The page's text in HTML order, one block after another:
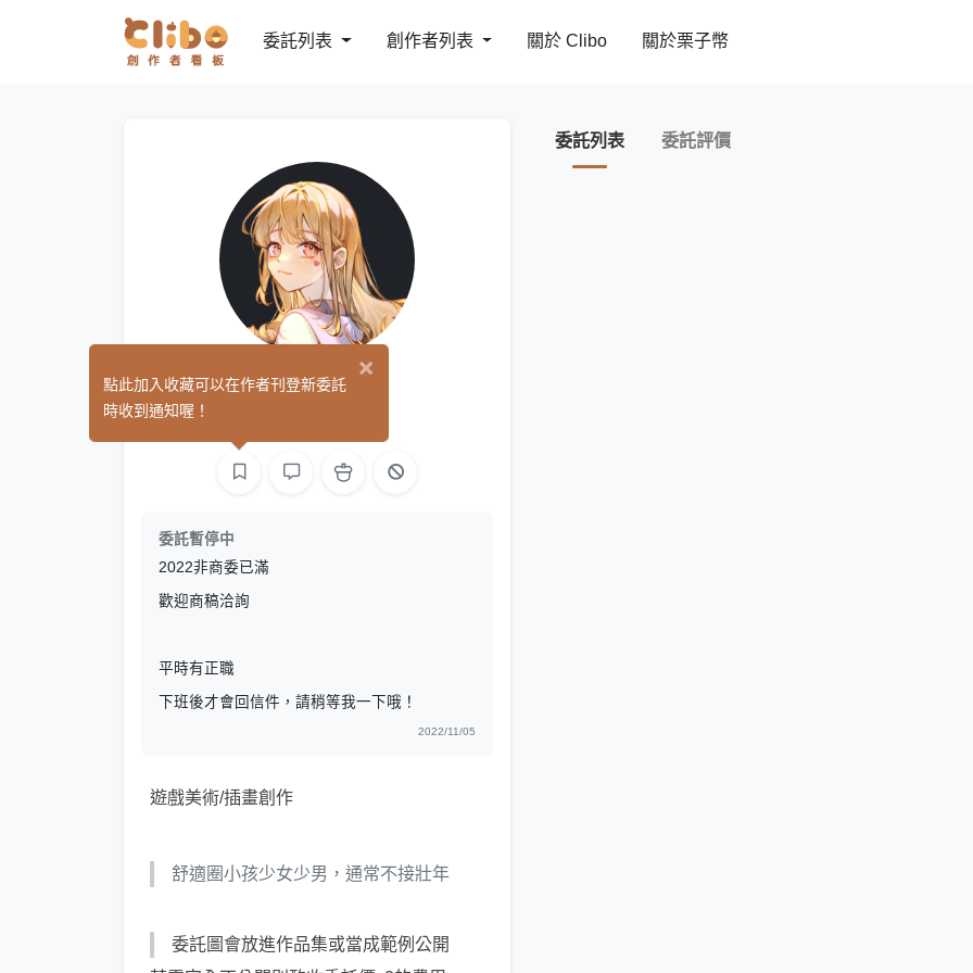
委託列表 創作者列表 關於 Clibo 關於栗子幣
YIRU
委託暫停中
2022非商委已滿
歡迎商稿洽詢
平時有正職
下班後才會回信件，請稍等我一下哦！
2022/11/05
遊戲美術/插畫創作
舒適圈小孩少女少男，通常不接壯年
委託圖會放進作品集或當成範例公開
委託列表 委託評價
×
點此加入收藏可以在作者刊登新委託
時收到通知喔！